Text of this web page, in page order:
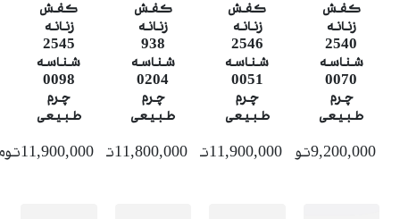
کفش
زنانه
2540
شناسه
0070
چرم
طبیعی
9,200,000تومان
کفش
زنانه
2546
شناسه
0051
چرم
طبیعی
11,900,000تومان
کفش
زنانه
938
شناسه
0204
چرم
طبیعی
11,800,000تومان
کفش
زنانه
2545
شناسه
0098
چرم
طبیعی
11,900,000تومان